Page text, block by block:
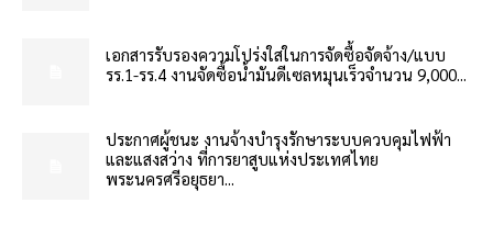
เอกสารรับรองความโปร่งใสในการจัดซื้อจัดจ้าง/แบบ
รร.1-รร.4 งานจัดซื้อน้ำมันดีเซลหมุนเร็วจำนวน 9,000...
ประกาศผู้ชนะ งานจ้างบำรุงรักษาระบบควบคุมไฟฟ้า
และแสงสว่าง ที่การยาสูบแห่งประเทศไทย
พระนครศรีอยุธยา...